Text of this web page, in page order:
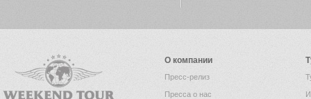
О компании
Пресс-релиз
Пресса о нас